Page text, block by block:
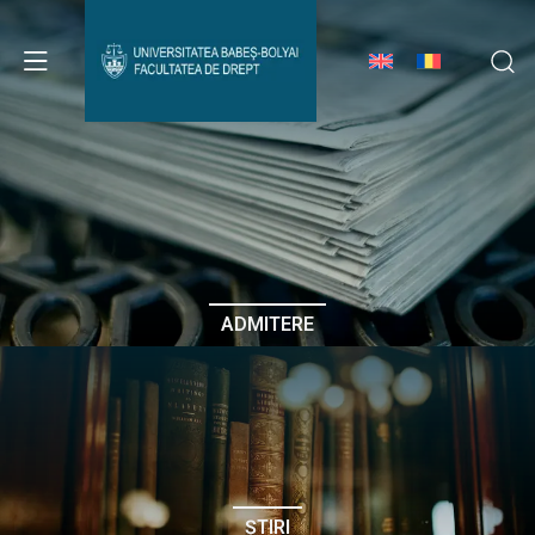
Avizier Studenți
Studii
Admitere
Erasmus & Internațional
Despre Facultate
ADMITERE
ȘTIRI